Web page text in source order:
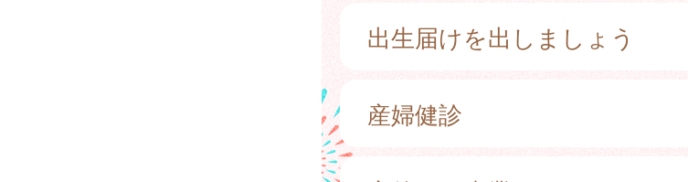
出生届けを出しましょう
産婦健診